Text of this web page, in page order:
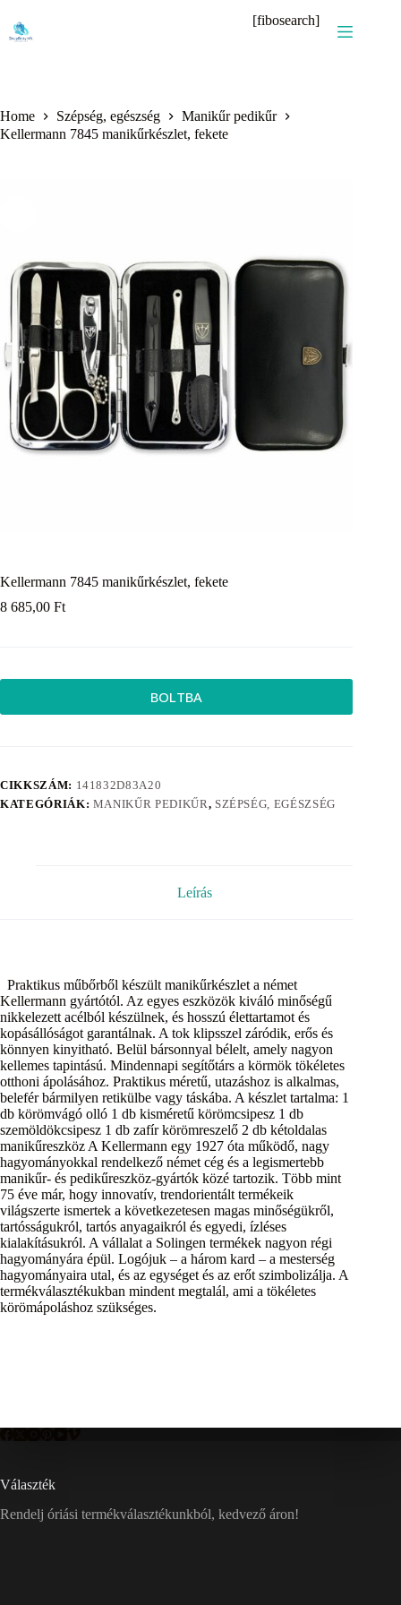
content
[fibosearch]
Home Szépség, egészség
Manikűr pedikűr
Kellermann 7845 manikűrkészlet, fekete
Kellermann 7845 manikűrkészlet, fekete
8 685,00 Ft
BOLTBA
CIKKSZÁM: 141832D83A20
KATEGÓRIÁK: MANIKŰR PEDIKŰR, SZÉPSÉG, EGÉSZSÉG
Leírás
Praktikus műbőrből készült manikűrkészlet a német
Kellermann gyártótól. Az egyes eszközök kiváló minőségű
nikkelezett acélból készülnek, és hosszú élettartamot és
kopásállóságot garantálnak. A tok klipsszel záródik, erős és
könnyen kinyitható. Belül bársonnyal bélelt, amely nagyon
kellemes tapintású. Mindennapi segítőtárs a körmök tökéletes
otthoni ápolásához. Praktikus méretű, utazáshoz is alkalmas,
belefér bármilyen retikülbe vagy táskába. A készlet tartalma: 1
db körömvágó olló 1 db kisméretű körömcsipesz 1 db
szemöldökcsipesz 1 db zafír körömreszelő 2 db kétoldalas
manikűreszköz A Kellermann egy 1927 óta működő, nagy
hagyományokkal rendelkező német cég és a legismertebb
manikűr- és pedikűreszköz-gyártók közé tartozik. Több mint
75 éve már, hogy innovatív, trendorientált termékeik
világszerte ismertek a következetesen magas minőségükről,
tartósságukról, tartós anyagaikról és egyedi, ízléses
kialakításukról. A vállalat a Solingen termékek nagyon régi
hagyományára épül. Logójuk – a három kard – a mesterség
hagyományaira utal, és az egységet és az erőt szimbolizálja. A
termékválasztékukban mindent megtalál, ami a tökéletes
körömápoláshoz szükséges.
Választék
Rendelj óriási termékválasztékunkból, kedvező áron!